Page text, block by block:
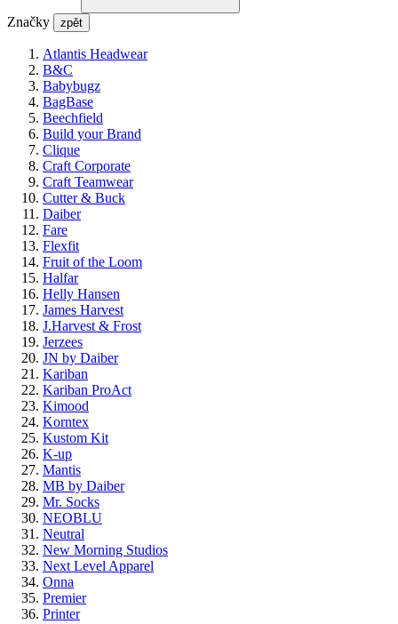
Značky zpět
Atlantis Headwear
B&C
Babybugz
BagBase
Beechfield
Build your Brand
Clique
Craft Corporate
Craft Teamwear
Cutter & Buck
Daiber
Fare
Flexfit
Fruit of the Loom
Halfar
Helly Hansen
James Harvest
J.Harvest & Frost
Jerzees
JN by Daiber
Kariban
Kariban ProAct
Kimood
Korntex
Kustom Kit
K-up
Mantis
MB by Daiber
Mr. Socks
NEOBLU
Neutral
New Morning Studios
Next Level Apparel
Onna
Premier
Printer